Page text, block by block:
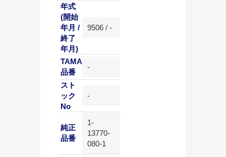
年式
(開始
年月 /
終了
年月)
9506 / -
TAMA
品番
-
スト
ック
No
-
純正
品番
1-
13770-
080-1